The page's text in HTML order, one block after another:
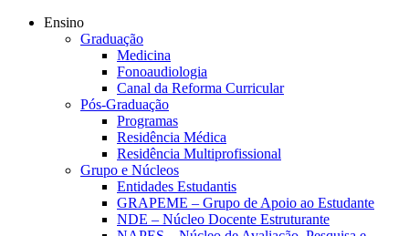
Ensino
Graduação
Medicina
Fonoaudiologia
Canal da Reforma Curricular
Pós-Graduação
Programas
Residência Médica
Residência Multiprofissional
Grupo e Núcleos
Entidades Estudantis
GRAPEME – Grupo de Apoio ao Estudante
NDE – Núcleo Docente Estruturante